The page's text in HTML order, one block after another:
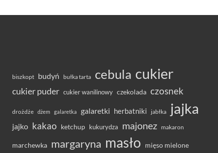
biszkopt budyń bułka tarta cebula cukier
cukier puder cukier wanilinowy czekolada czosnek
drożdże dżem galaretka galaretki herbatniki jabłka jajka
jajko kakao ketchup kukurydza majonez makaron
marchewka margaryna masło mięso mielone